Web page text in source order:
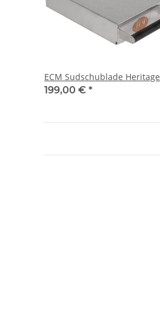
ECM Sudschublade Heritage
199,00 € *